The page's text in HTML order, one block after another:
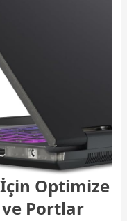
Optimize
Portlar